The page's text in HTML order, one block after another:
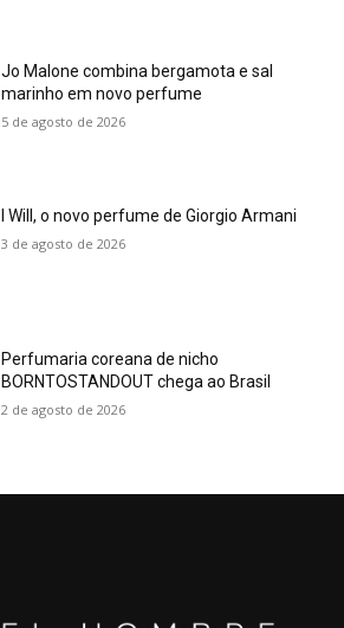
Jo Malone combina bergamota e sal
marinho em novo perfume
5 de agosto de 2026
I Will, o novo perfume de Giorgio Armani
3 de agosto de 2026
Perfumaria coreana de nicho
BORNTOSTANDOUT chega ao Brasil
2 de agosto de 2026